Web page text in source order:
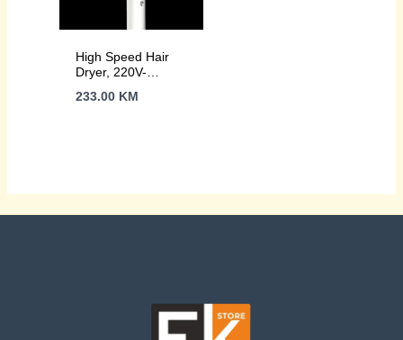
High Speed Hair
Dryer, 220V-
1500W, Ionizer, LCD,
233.00 KM